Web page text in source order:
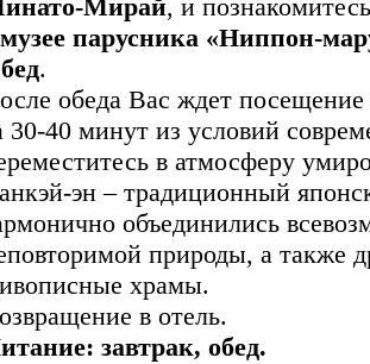
Мирай, и
музее парусника «Ниппон-
.
обеда Вас ждет посещение
30-40 минут из условий
в атмосферу
эн – традиционный
объединились
природы, а также
храмы.
в отель.
завтрак, обед.